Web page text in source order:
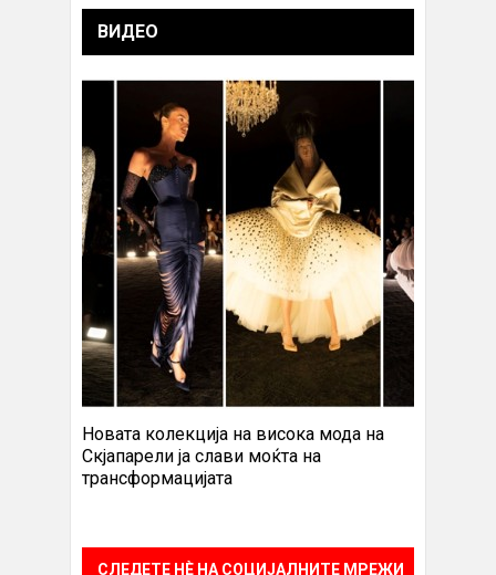
ВИДЕО
Новата колекција на висока мода на
Скјапарели ја слави моќта на
трансформацијата
СЛЕДЕТЕ НÈ НА СОЦИЈАЛНИТЕ МРЕЖИ